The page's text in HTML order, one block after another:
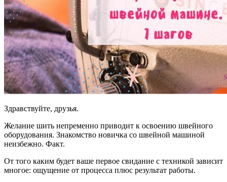
Здравствуйте, друзья.
Желание шить непременно приводит к освоению швейного
оборудования. Знакомство новичка со швейной машиной
неизбежно. Факт.
От того каким будет ваше первое свидание с техникой зависит
многое: ощущение от процесса плюс результат работы.